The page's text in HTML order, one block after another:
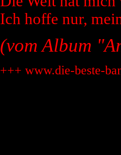
Ich hoffe nur,
(vom Album
+++ www.die-beste-